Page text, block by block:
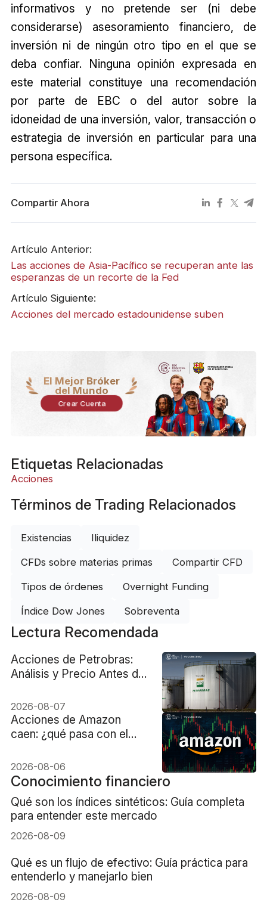
informativos y no pretende ser (ni debe
considerarse) asesoramiento financiero, de
inversión ni de ningún otro tipo en el que se
deba confiar. Ninguna opinión expresada en
este material constituye una recomendación
por parte de EBC o del autor sobre la
idoneidad de una inversión, valor, transacción o
estrategia de inversión en particular para una
persona específica.
Compartir Ahora
Artículo Anterior:
Las acciones de Asia-Pacífico se recuperan ante las
esperanzas de un recorte de la Fed
Artículo Siguiente:
Acciones del mercado estadounidense suben
El Mejor Bróker
del Mundo
Crear Cuenta
Etiquetas Relacionadas
Acciones
Términos de Trading Relacionados
Existencias Iliquidez
CFDs sobre materias primas Compartir CFD
Tipos de órdenes Overnight Funding
Índice Dow Jones Sobreventa
Lectura Recomendada
Acciones de Petrobras:
Análisis y Precio Antes del
2026-08-07
Acciones de Amazon
caen: ¿qué pasa con el
2026-08-06
Conocimiento financiero
Qué son los índices sintéticos: Guía completa
para entender este mercado
2026-08-09
Qué es un flujo de efectivo: Guía práctica para
entenderlo y manejarlo bien
2026-08-09